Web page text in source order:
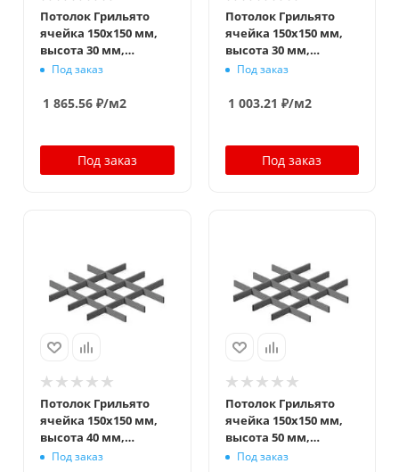
Потолок Грильято
ячейка 150x150 мм,
высота 30 мм,
ширина 5 мм,
Под заказ
1 865.56 ₽/м2
Под заказ
Потолок Грильято
ячейка 150x150 мм,
высота 30 мм,
ширина 10 мм,
Под заказ
1 003.21 ₽/м2
Под заказ
Потолок Грильято
ячейка 150x150 мм,
высота 40 мм,
ширина 10 мм,
Под заказ
Потолок Грильято
ячейка 150x150 мм,
высота 50 мм,
ширина 10 мм,
Под заказ